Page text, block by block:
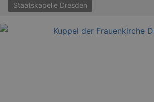
Staatskapelle Dresden